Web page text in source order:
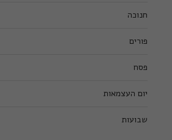
חנוכה
פורים
פסח
יום העצמאות
שבועות